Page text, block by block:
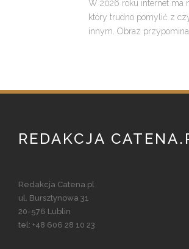
W 2026 roku internet ma
który trudno pomylić z
innym. Obraz
REDAKCJA
Redakcja Catena.pl
ul. Bursztynowa 31
20-576 Lublin
tel: +48 606 28 10 23